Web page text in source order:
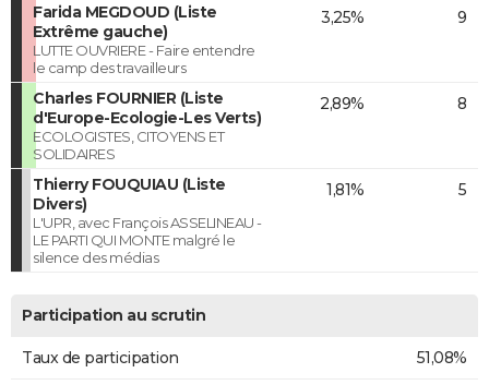
Farida MEGDOUD (Liste
Extrême gauche)
LUTTE OUVRIERE - Faire entendre
le camp des travailleurs
3,25% 9
Charles FOURNIER (Liste
d'Europe-Ecologie-Les Verts)
ECOLOGISTES, CITOYENS ET
SOLIDAIRES
2,89% 8
Thierry FOUQUIAU (Liste
Divers)
L'UPR, avec François ASSELINEAU -
LE PARTI QUI MONTE malgré le
silence des médias
1,81% 5
Participation au scrutin
Taux de participation 51,08%